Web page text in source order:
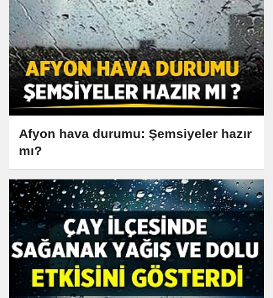
Afyon hava durumu: Şemsiyeler hazır
mı?